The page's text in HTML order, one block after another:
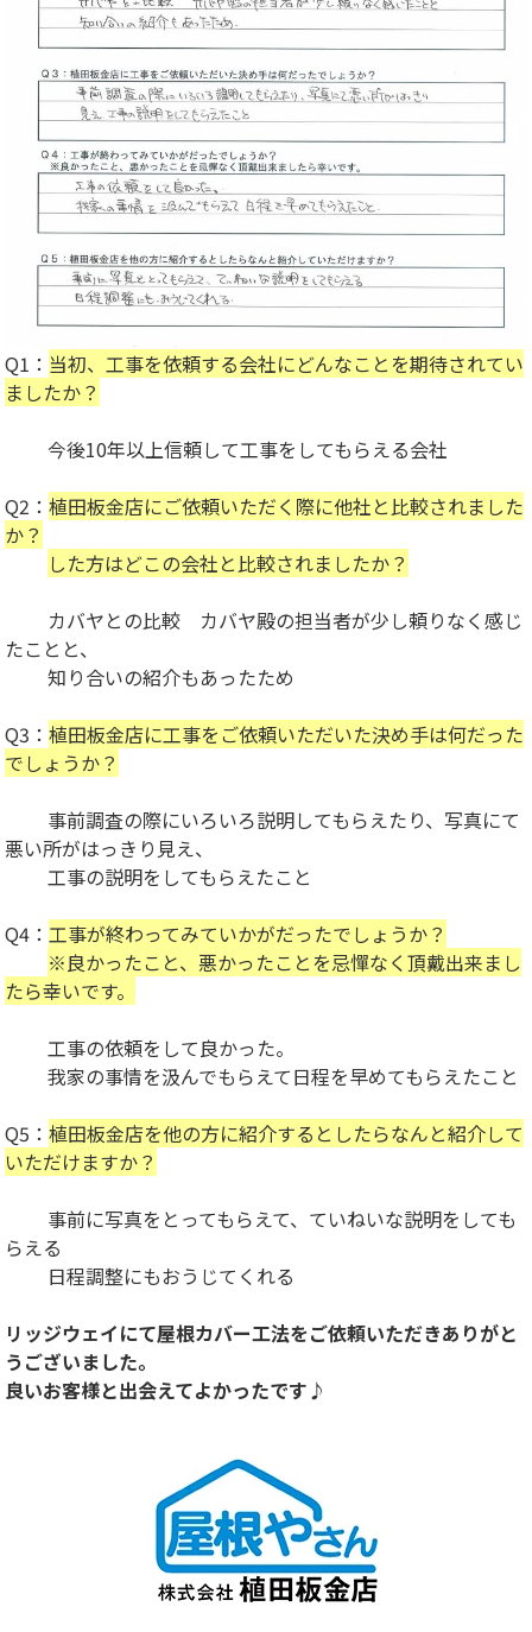
Q1： 当初、工事を依頼する会社にどんなことを期待されてい
ましたか？
今後10年以上信頼して工事をしてもらえる会社
Q2：植田板金店にご依頼いただく際に他社と比較されました
か？
した方はどこの会社と比較されましたか？
カバヤとの比較 カバヤ殿の担当者が少し頼りなく感じ
たことと、
知り合いの紹介もあったため
Q3：植田板金店に工事をご依頼いただいた決め手は何だった
でしょうか？
事前調査の際にいろいろ説明してもらえたり、写真にて
悪い所がはっきり見え、
工事の説明をしてもらえたこと
Q4：工事が終わってみていかがだったでしょうか？
※良かったこと、悪かったことを忌憚なく頂戴出来まし
たら幸いです。
工事の依頼をして良かった。
我家の事情を汲んでもらえて日程を早めてもらえたこと
Q5：植田板金店を他の方に紹介するとしたらなんと紹介して
いただけますか？
事前に写真をとってもらえて、ていねいな説明をしても
らえる
日程調整にもおうじてくれる
リッジウェイにて屋根カバー工法をご依頼いただきありがと
うございました。
良いお客様と出会えてよかったです♪